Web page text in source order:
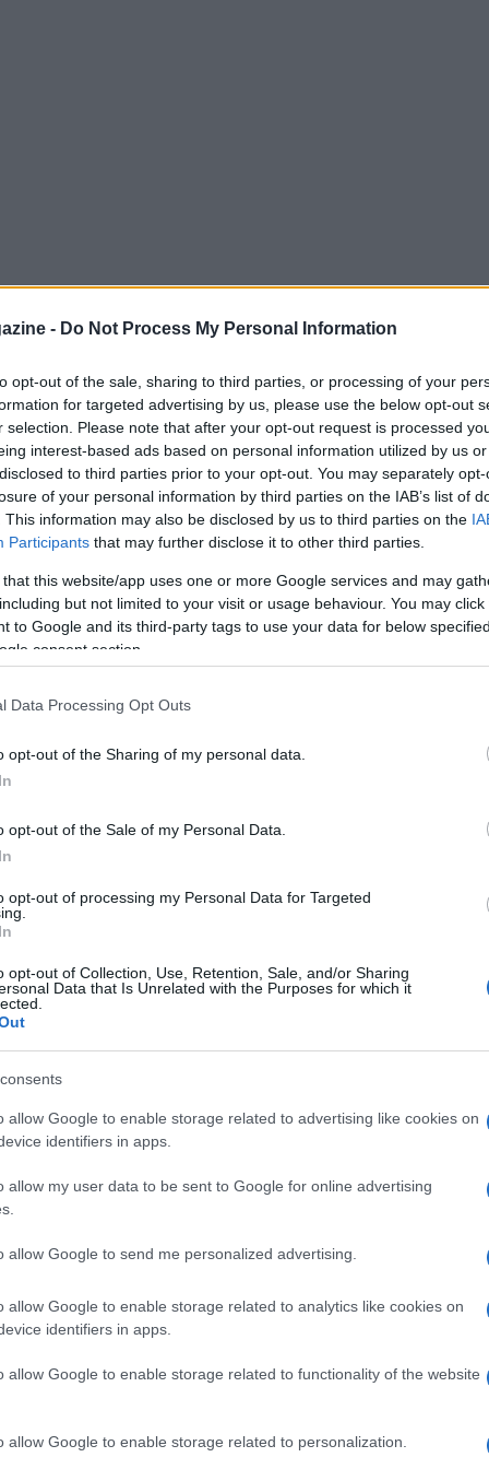
- Do Not Process My Personal Information
opt-out of the sale, sharing to third parties, or processing of your
for targeted advertising by us, please use the below opt-out
selection. Please note that after your opt-out request is processed
interest-based ads based on personal information utilized by us
to third parties prior to your opt-out. You may separately
of your personal information by third parties on the IAB’s list of
This information may also be disclosed by us to third parties on the
Participants that may further disclose it to other third parties.
that this website/app uses one or more Google services and may
but not limited to your visit or usage behaviour. You may
to Google and its third-party tags to use your data for below
consent section.
Data Processing Opt Outs
opt-out of the Sharing of my personal data.
opt-out of the Sale of my Personal Data.
opt-out of processing my Personal Data for Targeted
opt-out of Collection, Use, Retention, Sale, and/or Sharing
Data that Is Unrelated with the Purposes for which it
allow Google to enable storage related to advertising like cookies on
identifiers in apps.
allow my user data to be sent to Google for online advertising
allow Google to send me personalized advertising.
allow Google to enable storage related to analytics like cookies on
identifiers in apps.
allow Google to enable storage related to functionality of the website
allow Google to enable storage related to personalization.
è trasformata in un duello teso e
eArturo Coellohanno avuto la meglio
con il punteggio di6-7(4) 6-1 7-6(6)
ha assunto valore doppio per Coello, che
e ha consolidato la coppia nota come
Fonteta
accelerazioni e fasi di grande equilibrio.
Tapia e Coello hanno risposto con un
1 e riportando la contesa al terzo set. Nel
tatticamente daGustavo Pratto in
Galán e Chingotto
conclusivo.
ad alta intensità in cui Tapia/Coello
Un episodio decisivo fu un
pressione e, nel punto successivo, un
di sfruttare uno smash letale per
definitivamente e la coppia di testa chiuse